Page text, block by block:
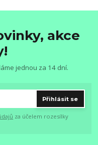
akce
jednou za 14 dní.
Přihlásit se
za účelem rozesílky